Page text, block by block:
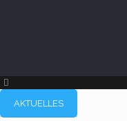
AKTUELLES